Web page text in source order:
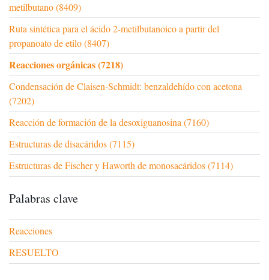
metilbutano (8409)
Ruta sintética para el ácido 2-metilbutanoico a partir del
propanoato de etilo (8407)
Reacciones orgánicas (7218)
Condensación de Claisen-Schmidt: benzaldehído con acetona
(7202)
Reacción de formación de la desoxiguanosina (7160)
Estructuras de disacáridos (7115)
Estructuras de Fischer y Haworth de monosacáridos (7114)
Palabras clave
Reacciones
RESUELTO